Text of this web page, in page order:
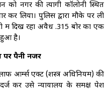
को नगर की त्यागी कॉलोनी स्थित
कर लिया। पुलिस द्वारा मौके पर ली
दिख रहा अवैध .315 बोर का एक
है।
पर पैनी नजर
आर्म्स एक्ट (शस्त्र अधिनियम) की
कर उसे न्यायालय के समक्ष पेश